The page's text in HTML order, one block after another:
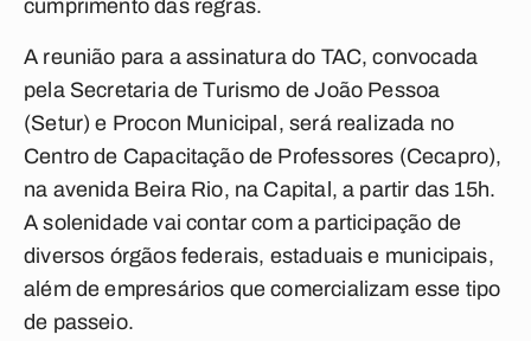
cumprimento das regras.
A reunião para a assinatura do TAC, convocada
pela Secretaria de Turismo de João Pessoa
(Setur) e Procon Municipal, será realizada no
Centro de Capacitação de Professores (Cecapro),
na avenida Beira Rio, na Capital, a partir das 15h.
A solenidade vai contar com a participação de
diversos órgãos federais, estaduais e municipais,
além de empresários que comercializam esse tipo
de passeio.